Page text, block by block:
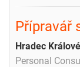
Přípravář
Hradec Králové
Personal